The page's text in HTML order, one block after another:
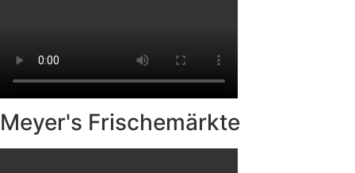
Meyer's Frischemärkte